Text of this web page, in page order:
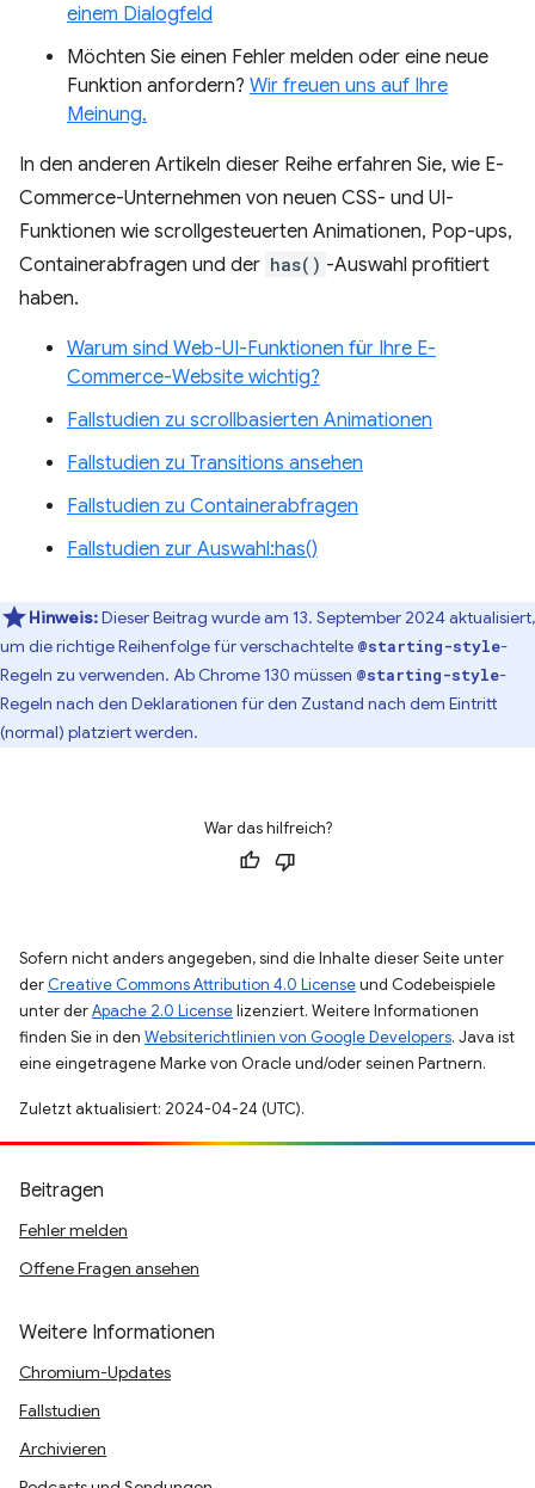
einem Dialogfeld
Möchten Sie einen Fehler melden oder eine neue
Funktion anfordern? Wir freuen uns auf Ihre
Meinung.
In den anderen Artikeln dieser Reihe erfahren Sie, wie E-
Commerce-Unternehmen von neuen CSS- und UI-
Funktionen wie scrollgesteuerten Animationen, Pop-ups,
Containerabfragen und der has() -Auswahl profitiert
haben.
Warum sind Web-UI-Funktionen für Ihre E-
Commerce-Website wichtig?
Fallstudien zu scrollbasierten Animationen
Fallstudien zu Transitions ansehen
Fallstudien zu Containerabfragen
Fallstudien zur Auswahl:has()
Hinweis:Dieser Beitrag wurde am 13. September 2024 aktualisiert,
um die richtige Reihenfolge für verschachtelte @starting-style-
Regeln zu verwenden. Ab Chrome 130 müssen @starting-style-
Regeln nach den Deklarationen für den Zustand nach dem Eintritt
(normal) platziert werden.
War das hilfreich?
Sofern nicht anders angegeben, sind die Inhalte dieser Seite unter
der Creative Commons Attribution 4.0 Licenseund Codebeispiele
unter derApache 2.0 Licenselizenziert. Weitere Informationen
finden Sie in den Websiterichtlinien von Google Developers. Java ist
eine eingetragene Marke von Oracle und/oder seinen Partnern.
Zuletzt aktualisiert: 2024-04-24 (UTC).
Beitragen
Fehler melden
Offene Fragen ansehen
Weitere Informationen
Chromium-Updates
Fallstudien
Archivieren